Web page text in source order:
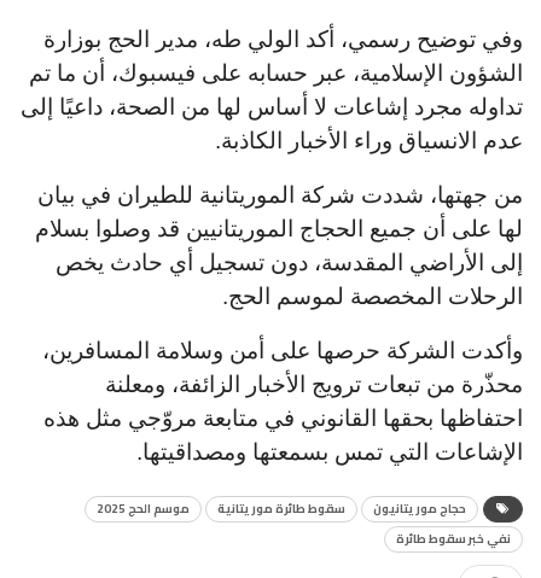
وفي توضيح رسمي، أكد الولي طه، مدير الحج بوزارة
الشؤون الإسلامية، عبر حسابه على فيسبوك، أن ما تم
تداوله مجرد إشاعات لا أساس لها من الصحة، داعيًا إلى
عدم الانسياق وراء الأخبار الكاذبة.
من جهتها، شددت شركة الموريتانية للطيران في بيان
لها على أن جميع الحجاج الموريتانيين قد وصلوا بسلام
إلى الأراضي المقدسة، دون تسجيل أي حادث يخص
الرحلات المخصصة لموسم الحج.
وأكدت الشركة حرصها على أمن وسلامة المسافرين،
محذّرة من تبعات ترويج الأخبار الزائفة، ومعلنة
احتفاظها بحقها القانوني في متابعة مروّجي مثل هذه
الإشاعات التي تمس بسمعتها ومصداقيتها.
حجاج موريتانيون سقوط طائرة موريتانية
موسم الحج 2025
نفي خبر سقوط طائرة